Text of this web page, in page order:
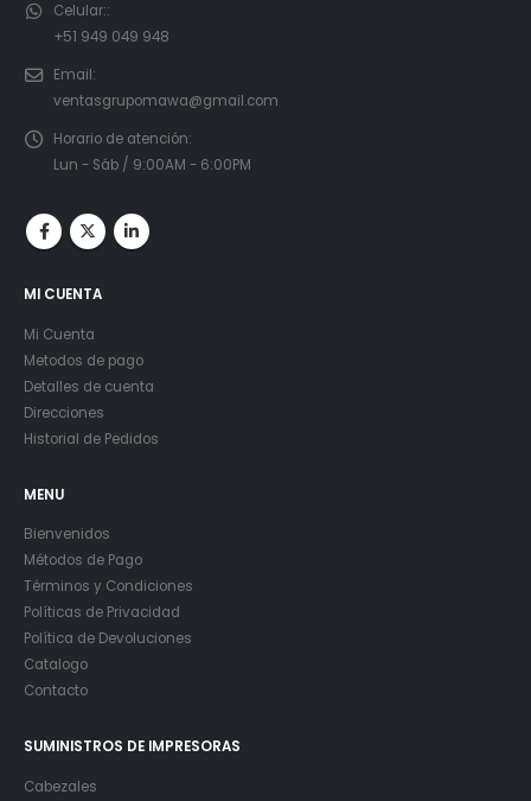
Celular::
+51 949 049 948
Email:
ventasgrupomawa@gmail.com
Horario de atención:
Lun - Sáb / 9:00AM - 6:00PM
MI CUENTA
Mi Cuenta
Metodos de pago
Detalles de cuenta
Direcciones
Historial de Pedidos
MENU
Bienvenidos
Métodos de Pago
Términos y Condiciones
Políticas de Privacidad
Política de Devoluciones
Catalogo
Contacto
SUMINISTROS DE IMPRESORAS
Cabezales